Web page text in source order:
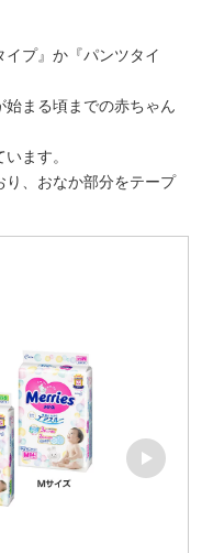
プ』か『パンツタイ
まる頃までの赤ちゃん
ます。
り、おなか部分をテープ